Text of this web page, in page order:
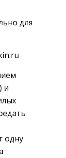
для
и
одну